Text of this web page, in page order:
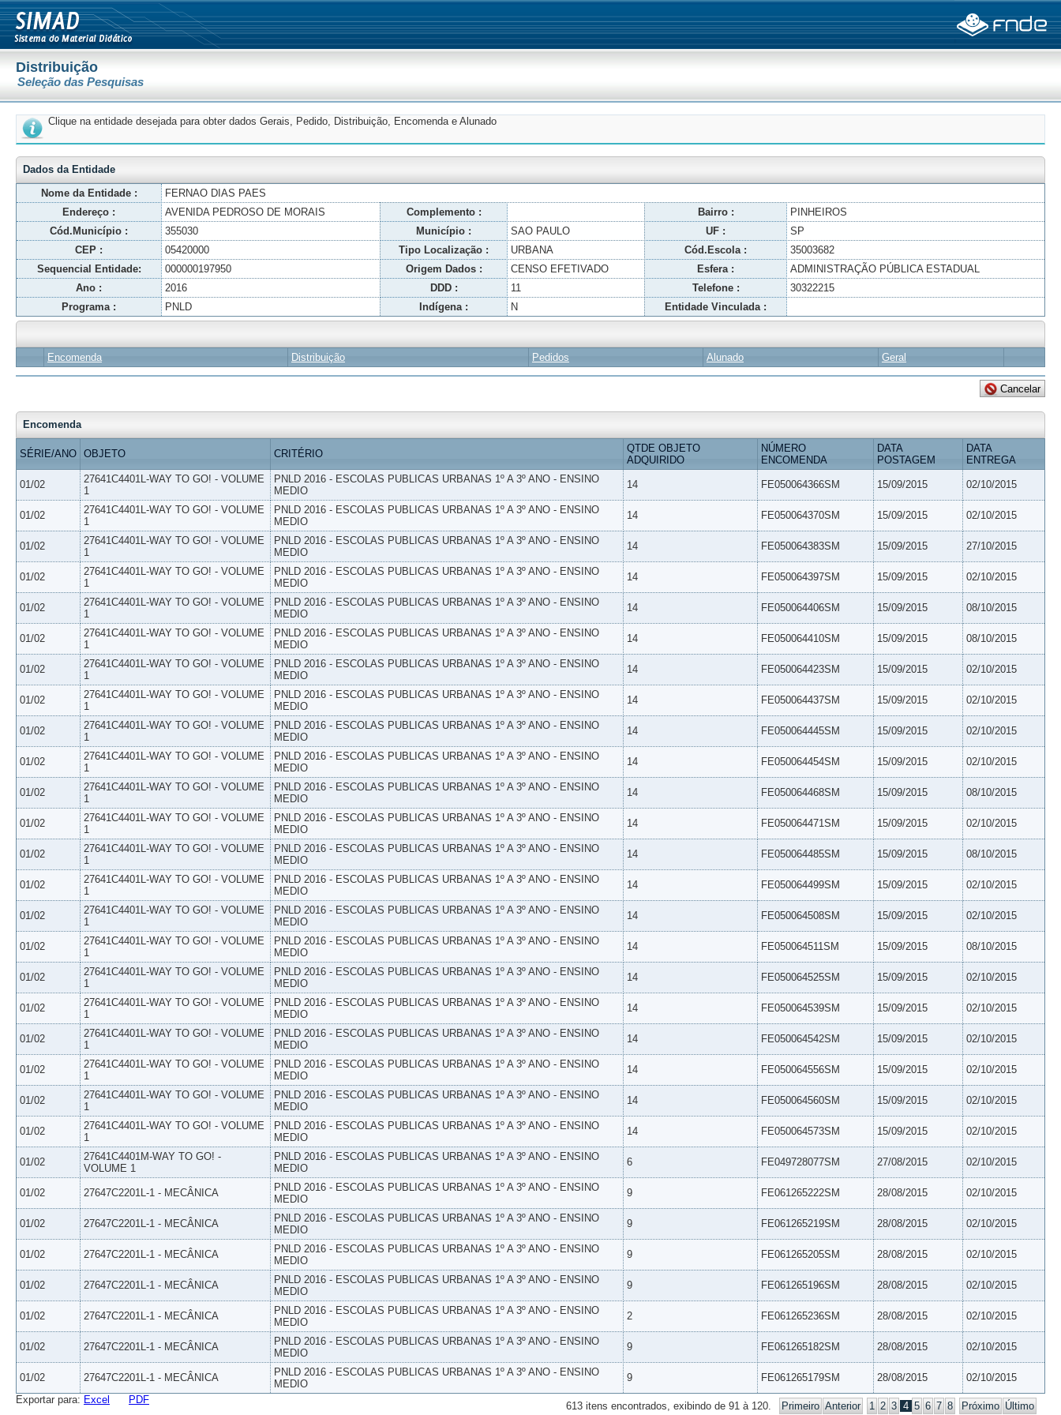
Distribuição
Seleção das Pesquisas
Clique na entidade desejada para obter dados Gerais, Pedido, Distribuição, Encomenda e Alunado
Dados da Entidade
Nome da Entidade :
FERNAO DIAS PAES
Endereço :
AVENIDA PEDROSO DE MORAIS Complemento : Bairro :
PINHEIROS
Cód.Município :
355030 Município : SAO PAULO UF :
SP
CEP :
05420000 Tipo Localização : URBANA Cód.Escola :
35003682
Sequencial Entidade:
000000197950 Origem Dados : CENSO EFETIVADO Esfera :
ADMINISTRAÇÃO PÚBLICA ESTADUAL
Ano :
2016 DDD : 11 Telefone :
30322215
Programa :
PNLD Indígena : N Entidade Vinculada :
Encomenda Distribuição Pedidos Alunado Geral
Encomenda
SÉRIE/ANO OBJETO CRITÉRIO
QTDE OBJETO
ADQUIRIDO
NÚMERO
ENCOMENDA
DATA
POSTAGEM
DATA
ENTREGA
01/02
27641C4401L-WAY TO GO! - VOLUME
1
PNLD 2016 - ESCOLAS PUBLICAS URBANAS 1º A 3º ANO - ENSINO
MEDIO
14 FE050064366SM 15/09/2015 02/10/2015
01/02
27641C4401L-WAY TO GO! - VOLUME
1
PNLD 2016 - ESCOLAS PUBLICAS URBANAS 1º A 3º ANO - ENSINO
MEDIO
14 FE050064370SM 15/09/2015 02/10/2015
01/02
27641C4401L-WAY TO GO! - VOLUME
1
PNLD 2016 - ESCOLAS PUBLICAS URBANAS 1º A 3º ANO - ENSINO
MEDIO
14 FE050064383SM 15/09/2015 27/10/2015
01/02
27641C4401L-WAY TO GO! - VOLUME
1
PNLD 2016 - ESCOLAS PUBLICAS URBANAS 1º A 3º ANO - ENSINO
MEDIO
14 FE050064397SM 15/09/2015 02/10/2015
01/02
27641C4401L-WAY TO GO! - VOLUME
1
PNLD 2016 - ESCOLAS PUBLICAS URBANAS 1º A 3º ANO - ENSINO
MEDIO
14 FE050064406SM 15/09/2015 08/10/2015
01/02
27641C4401L-WAY TO GO! - VOLUME
1
PNLD 2016 - ESCOLAS PUBLICAS URBANAS 1º A 3º ANO - ENSINO
MEDIO
14 FE050064410SM 15/09/2015 08/10/2015
01/02
27641C4401L-WAY TO GO! - VOLUME
1
PNLD 2016 - ESCOLAS PUBLICAS URBANAS 1º A 3º ANO - ENSINO
MEDIO
14 FE050064423SM 15/09/2015 02/10/2015
01/02
27641C4401L-WAY TO GO! - VOLUME
1
PNLD 2016 - ESCOLAS PUBLICAS URBANAS 1º A 3º ANO - ENSINO
MEDIO
14 FE050064437SM 15/09/2015 02/10/2015
01/02
27641C4401L-WAY TO GO! - VOLUME
1
PNLD 2016 - ESCOLAS PUBLICAS URBANAS 1º A 3º ANO - ENSINO
MEDIO
14 FE050064445SM 15/09/2015 02/10/2015
01/02
27641C4401L-WAY TO GO! - VOLUME
1
PNLD 2016 - ESCOLAS PUBLICAS URBANAS 1º A 3º ANO - ENSINO
MEDIO
14 FE050064454SM 15/09/2015 02/10/2015
01/02
27641C4401L-WAY TO GO! - VOLUME
1
PNLD 2016 - ESCOLAS PUBLICAS URBANAS 1º A 3º ANO - ENSINO
MEDIO
14 FE050064468SM 15/09/2015 08/10/2015
01/02
27641C4401L-WAY TO GO! - VOLUME
1
PNLD 2016 - ESCOLAS PUBLICAS URBANAS 1º A 3º ANO - ENSINO
MEDIO
14 FE050064471SM 15/09/2015 02/10/2015
01/02
27641C4401L-WAY TO GO! - VOLUME
1
PNLD 2016 - ESCOLAS PUBLICAS URBANAS 1º A 3º ANO - ENSINO
MEDIO
14 FE050064485SM 15/09/2015 08/10/2015
01/02
27641C4401L-WAY TO GO! - VOLUME
1
PNLD 2016 - ESCOLAS PUBLICAS URBANAS 1º A 3º ANO - ENSINO
MEDIO
14 FE050064499SM 15/09/2015 02/10/2015
01/02
27641C4401L-WAY TO GO! - VOLUME
1
PNLD 2016 - ESCOLAS PUBLICAS URBANAS 1º A 3º ANO - ENSINO
MEDIO
14 FE050064508SM 15/09/2015 02/10/2015
01/02
27641C4401L-WAY TO GO! - VOLUME
1
PNLD 2016 - ESCOLAS PUBLICAS URBANAS 1º A 3º ANO - ENSINO
MEDIO
14 FE050064511SM 15/09/2015 08/10/2015
01/02
27641C4401L-WAY TO GO! - VOLUME
1
PNLD 2016 - ESCOLAS PUBLICAS URBANAS 1º A 3º ANO - ENSINO
MEDIO
14 FE050064525SM 15/09/2015 02/10/2015
01/02
27641C4401L-WAY TO GO! - VOLUME
1
PNLD 2016 - ESCOLAS PUBLICAS URBANAS 1º A 3º ANO - ENSINO
MEDIO
14 FE050064539SM 15/09/2015 02/10/2015
01/02
27641C4401L-WAY TO GO! - VOLUME
1
PNLD 2016 - ESCOLAS PUBLICAS URBANAS 1º A 3º ANO - ENSINO
MEDIO
14 FE050064542SM 15/09/2015 02/10/2015
01/02
27641C4401L-WAY TO GO! - VOLUME
1
PNLD 2016 - ESCOLAS PUBLICAS URBANAS 1º A 3º ANO - ENSINO
MEDIO
14 FE050064556SM 15/09/2015 02/10/2015
01/02
27641C4401L-WAY TO GO! - VOLUME
1
PNLD 2016 - ESCOLAS PUBLICAS URBANAS 1º A 3º ANO - ENSINO
MEDIO
14 FE050064560SM 15/09/2015 02/10/2015
01/02
27641C4401L-WAY TO GO! - VOLUME
1
PNLD 2016 - ESCOLAS PUBLICAS URBANAS 1º A 3º ANO - ENSINO
MEDIO
14 FE050064573SM 15/09/2015 02/10/2015
01/02
27641C4401M-WAY TO GO! -
VOLUME 1
PNLD 2016 - ESCOLAS PUBLICAS URBANAS 1º A 3º ANO - ENSINO
MEDIO
6 FE049728077SM 27/08/2015 02/10/2015
01/02 27647C2201L-1 - MECÂNICA
PNLD 2016 - ESCOLAS PUBLICAS URBANAS 1º A 3º ANO - ENSINO
MEDIO
9 FE061265222SM 28/08/2015 02/10/2015
01/02 27647C2201L-1 - MECÂNICA
PNLD 2016 - ESCOLAS PUBLICAS URBANAS 1º A 3º ANO - ENSINO
MEDIO
9 FE061265219SM 28/08/2015 02/10/2015
01/02 27647C2201L-1 - MECÂNICA
PNLD 2016 - ESCOLAS PUBLICAS URBANAS 1º A 3º ANO - ENSINO
MEDIO
9 FE061265205SM 28/08/2015 02/10/2015
01/02 27647C2201L-1 - MECÂNICA
PNLD 2016 - ESCOLAS PUBLICAS URBANAS 1º A 3º ANO - ENSINO
MEDIO
9 FE061265196SM 28/08/2015 02/10/2015
01/02 27647C2201L-1 - MECÂNICA
PNLD 2016 - ESCOLAS PUBLICAS URBANAS 1º A 3º ANO - ENSINO
MEDIO
2 FE061265236SM 28/08/2015 02/10/2015
01/02 27647C2201L-1 - MECÂNICA
PNLD 2016 - ESCOLAS PUBLICAS URBANAS 1º A 3º ANO - ENSINO
MEDIO
9 FE061265182SM 28/08/2015 02/10/2015
01/02 27647C2201L-1 - MECÂNICA
PNLD 2016 - ESCOLAS PUBLICAS URBANAS 1º A 3º ANO - ENSINO
MEDIO
9 FE061265179SM 28/08/2015 02/10/2015
613 itens encontrados, exibindo de 91 à 120. Primeiro Anterior 1 2 3 4 5 6 7 8 Próximo Último
Exportar para: Excel PDF